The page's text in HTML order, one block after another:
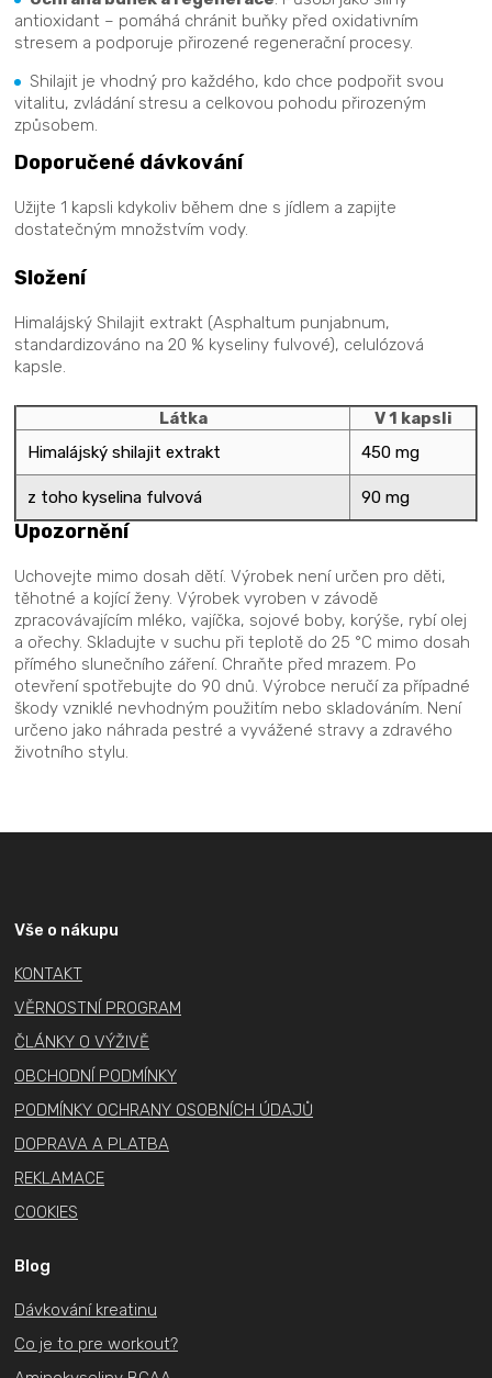
antioxidant – pomáhá chránit buňky před oxidativním
stresem a podporuje přirozené regenerační procesy.
Shilajit je vhodný pro každého, kdo chce podpořit svou
vitalitu, zvládání stresu a celkovou pohodu přirozeným
způsobem.
Doporučené dávkování
Užijte 1 kapsli kdykoliv během dne s jídlem a zapijte
dostatečným množstvím vody.
Složení
Himalájský Shilajit extrakt (Asphaltum punjabnum,
standardizováno na 20 % kyseliny fulvové), celulózová
kapsle.
Látka
V 1 kapsli
Himalájský shilajit extrakt
450 mg
z toho kyselina fulvová 90 mg
Upozornění
Uchovejte mimo dosah dětí. Výrobek není určen pro děti,
těhotné a kojící ženy. Výrobek vyroben v závodě
zpracovávajícím mléko, vajíčka, sojové boby, korýše, rybí olej
a ořechy. Skladujte v suchu při teplotě do 25 °C mimo dosah
přímého slunečního záření. Chraňte před mrazem. Po
otevření spotřebujte do 90 dnů. Výrobce neručí za případné
škody vzniklé nevhodným použitím nebo skladováním. Není
určeno jako náhrada pestré a vyvážené stravy a zdravého
životního stylu.
Vše o nákupu
KONTAKT
VĚRNOSTNÍ PROGRAM
ČLÁNKY O VÝŽIVĚ
OBCHODNÍ PODMÍNKY
PODMÍNKY OCHRANY OSOBNÍCH ÚDAJŮ
DOPRAVA A PLATBA
REKLAMACE
COOKIES
Blog
Dávkování kreatinu
Co je to pre workout?